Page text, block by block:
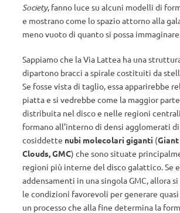
Society, fanno luce su alcuni modelli di
e mostrano come lo spazio attorno alla
meno vuoto di quanto si possa
Sappiamo che la Via Lattea ha una
dipartono bracci a spirale costituiti da
Se fosse vista di taglio, essa apparirebbe
piatta e si vedrebbe come la maggior
distribuita nel disco e nelle regioni
formano all’interno di densi agglomerati
cosiddette nubi molecolari giganti (
Clouds, GMC) che sono situate
regioni più interne del disco galattico. Se
addensamenti in una singola GMC, allora
le condizioni favorevoli per generare
un processo che alla fine determina la